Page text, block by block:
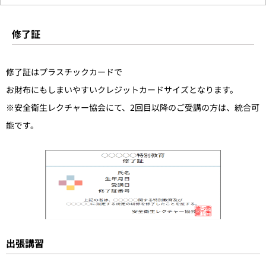
修了証
修了証はプラスチックカードで
お財布にもしまいやすいクレジットカードサイズとなります。
※安全衛生レクチャー協会にて、2回目以降のご受講の方は、 統合可
能です。
出張講習